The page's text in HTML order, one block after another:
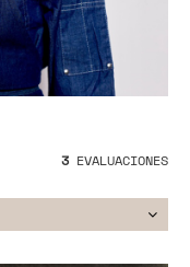
3 EVALUACIONES